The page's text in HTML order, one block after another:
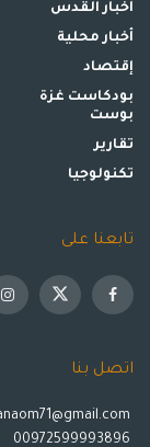
أخبار القدس
أخبار محلية
إقتصاد
بودكاست غزة
بوست
تقارير
تكنولوجيا
تابعنا على
اتصل بنا